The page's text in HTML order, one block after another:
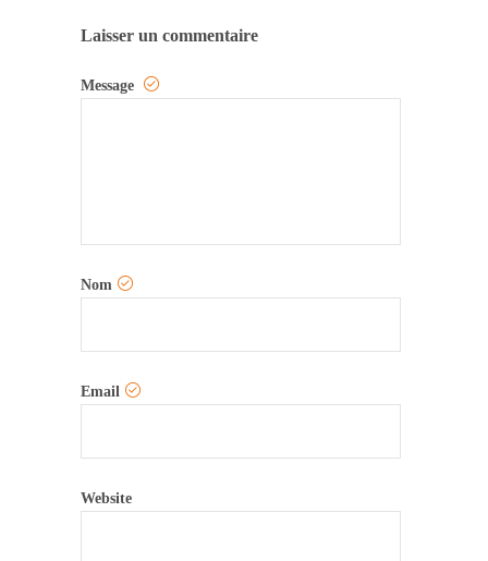
Laisser un commentaire
Message
Nom
Email
Website